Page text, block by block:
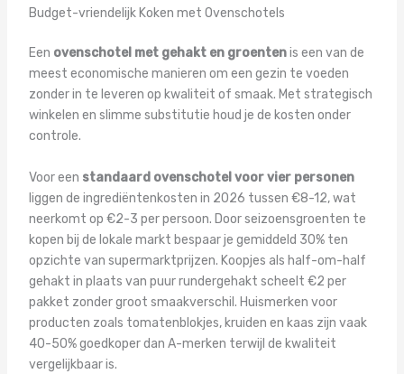
Budget-vriendelijk Koken met Ovenschotels
Een ovenschotel met gehakt en groentenis een van de
meest economische manieren om een gezin te voeden
zonder in te leveren op kwaliteit of smaak. Met strategisch
winkelen en slimme substitutie houd je de kosten onder
controle.
Voor een standaard ovenschotel voor vier personen
liggen de ingrediëntenkosten in 2026 tussen €8-12, wat
neerkomt op €2-3 per persoon. Door seizoensgroenten te
kopen bij de lokale markt bespaar je gemiddeld 30% ten
opzichte van supermarktprijzen. Koopjes als half-om-half
gehakt in plaats van puur rundergehakt scheelt €2 per
pakket zonder groot smaakverschil. Huismerken voor
producten zoals tomatenblokjes, kruiden en kaas zijn vaak
40-50% goedkoper dan A-merken terwijl de kwaliteit
vergelijkbaar is.